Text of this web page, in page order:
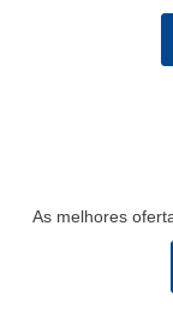
As melhores